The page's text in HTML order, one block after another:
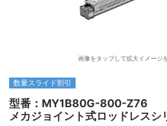
画像をタップして拡大イメージ
数量スライド割引
型番：MY1B80G-800-Z76
メカジョイント式ロッドレスシ